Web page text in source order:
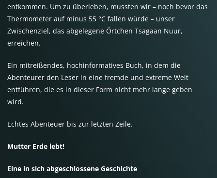
entkommen. Um zu überleben, mussten wir – noch bevor das
Thermometer auf minus 55 °C fallen würde – unser
Zwischenziel, das abgelegene Örtchen Tsagaan Nuur,
erreichen.
Ein mitreißendes, hochinformatives Buch, in dem die
Abenteurer den Leser in eine fremde und extreme Welt
entführen, die es in dieser Form nicht mehr lange geben
wird.
Echtes Abenteuer bis zur letzten Zeile.
Mutter Erde lebt!
Eine in sich abgeschlossene Geschichte